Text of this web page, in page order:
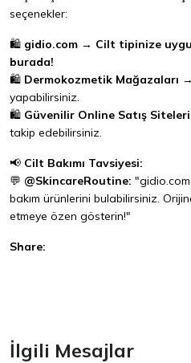
seçenekler:
🛍️ gidio.com → Cilt tipinize
burada!
🛍️ Dermokozmetik Mağazaları
yapabilirsiniz.
🛍️ Güvenilir Online Satış Siteleri
takip edebilirsiniz.
📢 Cilt Bakımı Tavsiyesi:
💬 @SkincareRoutine:
bakım ürünlerini bulabilirsiniz.
etmeye özen gösterin!"
Share:
İlgili Mesajlar